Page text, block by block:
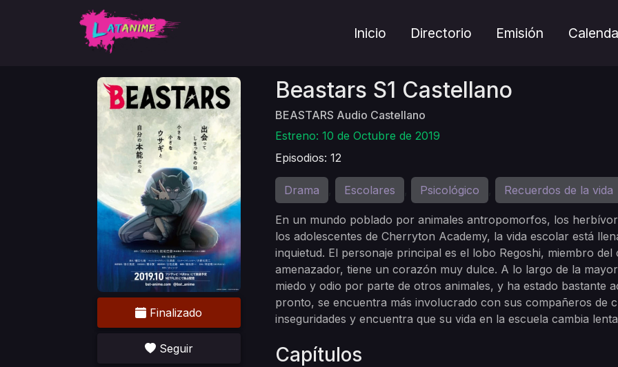
Inicio Directorio Emisión
Finalizado
Seguir
Beastars S1 Castellano
BEASTARS Audio Castellano
Estreno: 10 de Octubre de 2019
Episodios: 12
Drama Escolares Psicológico Recuerdos de la vida
En un mundo poblado por animales antropomorfos, los
los adolescentes de Cherryton Academy, la vida escolar está
inquietud. El personaje principal es el lobo Regoshi, miembro
amenazador, tiene un corazón muy dulce. A lo largo de la
miedo y odio por parte de otros animales, y ha estado bastante
pronto, se encuentra más involucrado con sus compañeros de
inseguridades y encuentra que su vida en la escuela cambia
Capítulos